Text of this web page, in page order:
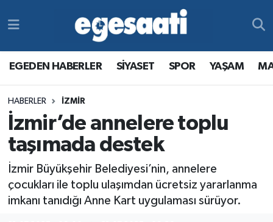
EGEDEN HABERLER SİYASET SPOR YAŞAM
HABERLER İZMİR
İzmir’de annelere toplu
taşımada destek
İzmir Büyükşehir Belediyesi’nin, annelere
çocukları ile toplu ulaşımdan ücretsiz yararlanma
imkanı tanıdığı Anne Kart uygulaması sürüyor.
MAGAZİN
RESMİ REKLAMLAR
YAŞAM
MAGAZİN
RESMİ REKLAMLAR
Tüm Manşetler
Son Dakika Haberleri
Haber Arşivi